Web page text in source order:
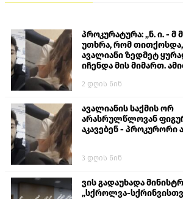
პროკურატურა: „ნ. ი. - მ
უთხრა, რომ თითქოსდა,
ავალიანი ზედმეტ
იჩენდა მის მიმართ.
თავს დასხმოდა გიგა
2 დღის წინ
ავალიანის საქმის ორ
არასრულწლოვან
აკავებენ - პროკურორი
3 დღის წინ
ვის გადაუხადა
„სქროლვა-